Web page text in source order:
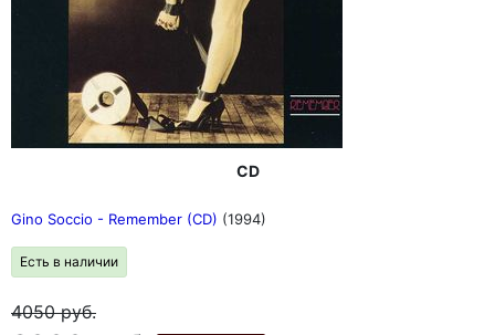
CD
Gino Soccio - Remember (CD) (1994)
Есть в наличии
4050руб.